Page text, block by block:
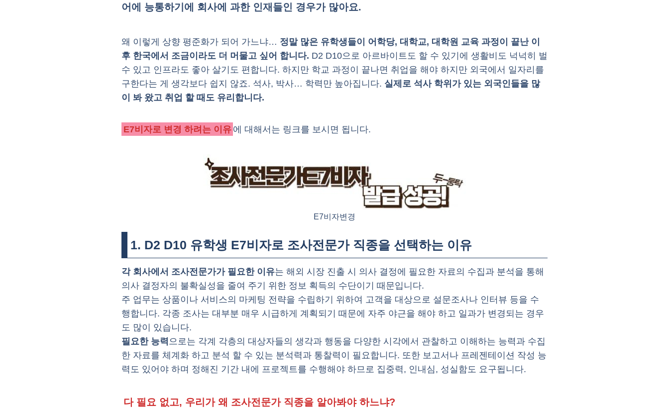
어에 능통하기에 회사에 과한 인재들인 경우가 많아요.
왜 이렇게 상향 평준화가 되어 가느냐… 정말 많은 유학생들이 어학당, 대학교, 대학원 교육 과정이 끝난 이
후 한국에서 조금이라도 더 머물고 싶어 합니다. D2 D10으로 아르바이트도 할 수 있기에 생활비도 넉넉히 벌
수 있고 인프라도 좋아 살기도 편합니다. 하지만 학교 과정이 끝나면 취업을 해야 하지만 외국에서 일자리를
구한다는 게 생각보다 쉽지 않죠. 석사, 박사… 학력만 높아집니다. 실제로 석사 학위가 있는 외국인들을 많
이 봐 왔고 취업 할 때도 유리합니다.
E7비자로 변경 하려는 이유 에 대해서는 링크를 보시면 됩니다.
E7비자변경
1. D2 D10 유학생 E7비자로 조사전문가 직종을 선택하는 이유
각 회사에서 조사전문가가 필요한 이유는 해외 시장 진출 시 의사 결정에 필요한 자료의 수집과 분석을 통해
의사 결정자의 불확실성을 줄여 주기 위한 정보 획득의 수단이기 때문입니다.
주 업무는 상품이나 서비스의 마케팅 전략을 수립하기 위하여 고객을 대상으로 설문조사나 인터뷰 등을 수
행합니다. 각종 조사는 대부분 매우 시급하게 계획되기 때문에 자주 야근을 해야 하고 일과가 변경되는 경우
도 많이 있습니다.
필요한 능력 으로는 각계 각층의 대상자들의 생각과 행동을 다양한 시각에서 관찰하고 이해하는 능력과 수집
한 자료를 체계화 하고 분석 할 수 있는 분석력과 통찰력이 필요합니다. 또한 보고서나 프레젠테이션 작성 능
력도 있어야 하며 정해진 기간 내에 프로젝트를 수행해야 하므로 집중력, 인내심, 성실함도 요구됩니다.
다 필요 없고, 우리가 왜 조사전문가 직종을 알아봐야 하느냐?